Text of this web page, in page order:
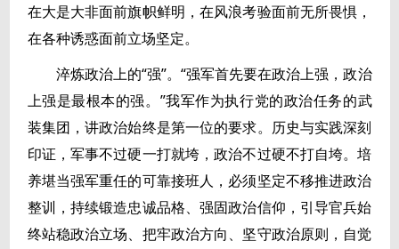
在大是大非面前旗帜鲜明，在风浪考验面前无所畏惧，
在各种诱惑面前立场坚定。
淬炼政治上的“强”。“强军首先要在政治上强，政治
上强是最根本的强。”我军作为执行党的政治任务的武
装集团，讲政治始终是第一位的要求。历史与实践深刻
印证，军事不过硬一打就垮，政治不过硬不打自垮。培
养堪当强军重任的可靠接班人，必须坚定不移推进政治
整训，持续锻造忠诚品格、强固政治信仰，引导官兵始
终站稳政治立场、把牢政治方向、坚守政治原则，自觉